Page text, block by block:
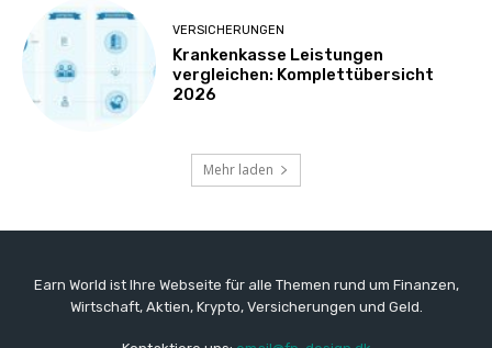
VERSICHERUNGEN
Krankenkasse Leistungen
vergleichen: Komplettübersicht
2026
Mehr laden
Earn World ist Ihre Webseite für alle Themen rund um Finanzen,
Wirtschaft, Aktien, Krypto, Versicherungen und Geld.